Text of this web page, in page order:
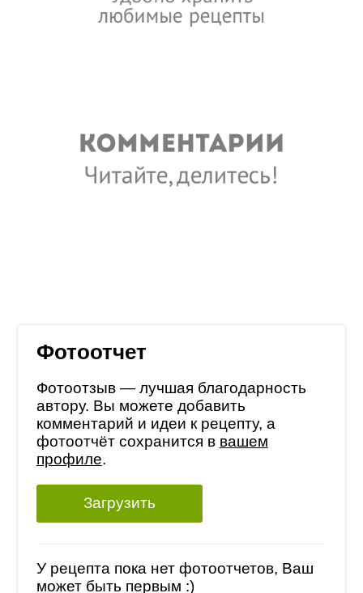
Фотоотчет
Фотоотзыв — лучшая благодарность
автору. Вы можете добавить
комментарий и идеи к рецепту, а
фотоотчёт сохранится в вашем
профиле.
Загрузить
У рецепта пока нет фотоотчетов, Ваш
может быть первым :)